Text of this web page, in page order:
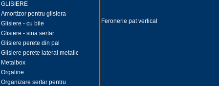
GLISIERE
Amortizor pentru glisiera
Glisiere - cu bile
Glisiere - sina sertar
Glisiere perete din pal
Glisiere perete lateral metalic
Metalbox
Orgaline
Organizare sertar pentru
Feronerie pat vertical